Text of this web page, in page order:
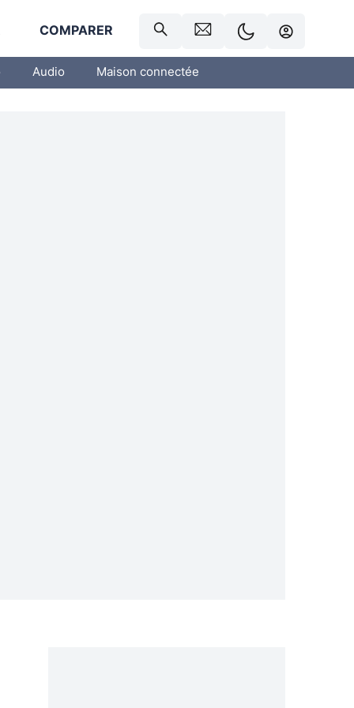
COMPARER
Audio Maison connectée